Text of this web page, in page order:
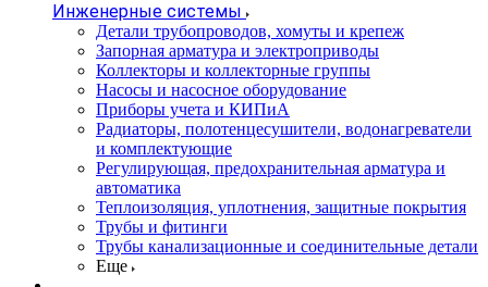
Инженерные системы
Детали трубопроводов, хомуты и крепеж
Запорная арматура и электроприводы
Коллекторы и коллекторные группы
Насосы и насосное оборудование
Приборы учета и КИПиА
Радиаторы, полотенцесушители, водонагреватели
и комплектующие
Регулирующая, предохранительная арматура и
автоматика
Теплоизоляция, уплотнения, защитные покрытия
Трубы и фитинги
Трубы канализационные и соединительные детали
Еще